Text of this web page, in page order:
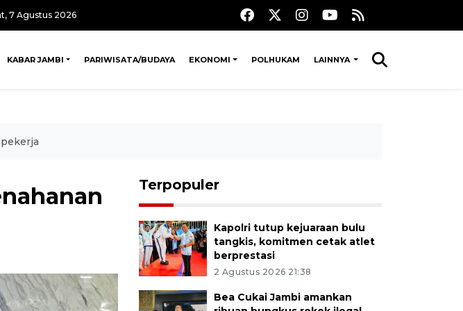
7 Agustus 2026
KABAR JAMBI PARIWISATA/BUDAYA EKONOMI POLHUKAM LAINNYA
Terpopuler
Kapolri tutup kejuaraan bulu
tangkis, komitmen cetak atlet
berprestasi
2 Agustus 2026 21:38
Bea Cukai Jambi amankan